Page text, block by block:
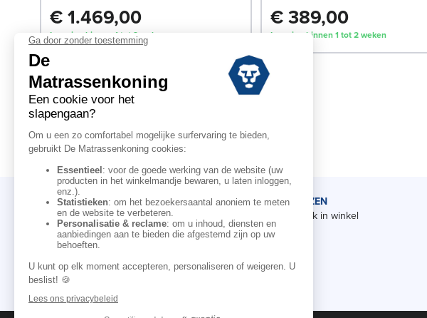
€ 1.469,00
Levering binnen 1 tot 2 weken
€ 389,00
Levering binnen 1 tot 2 weken
DE MATRASSENKONING
Ons verhaal
Onze kennis
Affiliate campagne
ADVIEZEN
Afspraak in winkel